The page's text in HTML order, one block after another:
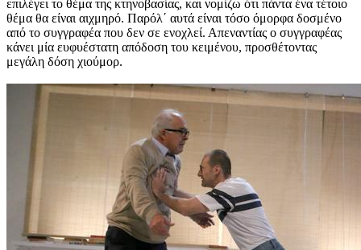
επιλέγει το θέμα της κτηνοβασίας, και νομίζω ότι πάντα ένα τέτοιο
θέμα θα είναι αιχμηρό. Παρόλ΄ αυτά είναι τόσο όμορφα δοσμένο
από το συγγραφέα που δεν σε ενοχλεί. Απεναντίας ο συγγραφέας
κάνει μία ευφυέστατη απόδοση του κειμένου, προσθέτοντας
μεγάλη δόση χιούμορ.